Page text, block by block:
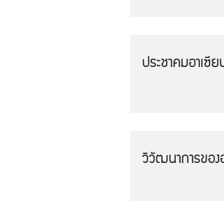
ประชาคมอาเซี
วิวัฒนาการของ